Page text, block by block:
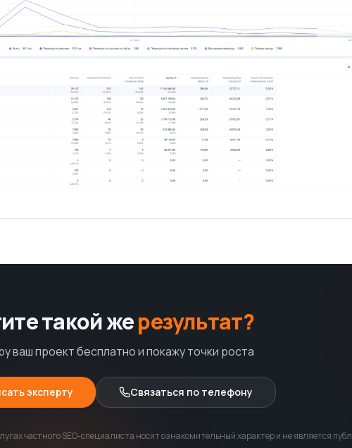
такой жерезультат?
ваш проект бесплатно и покажу точки роста
эксперту Связаться по телефону
частного SEO-специалиста носит ознакомительный характер и не является